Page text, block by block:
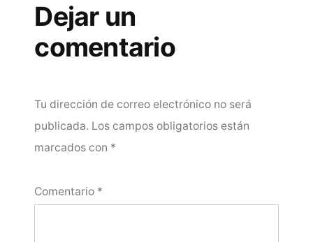
Dejar un
comentario
Tu dirección de correo electrónico no será
publicada. Los campos obligatorios están
marcados con *
Comentario *